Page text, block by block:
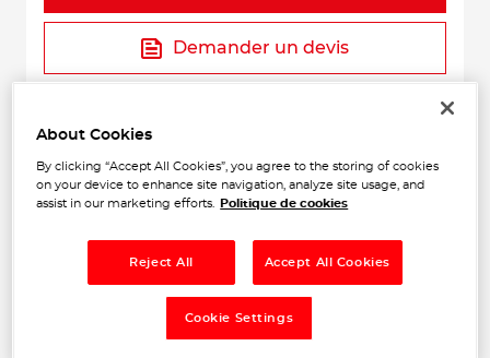
Demander un devis
About Cookies
By clicking “Accept All Cookies”, you agree to the storing of cookies
on your device to enhance site navigation, analyze site usage, and
assist in our marketing efforts.
Politique de cookies
Reject All Accept All Cookies
Cookie Settings